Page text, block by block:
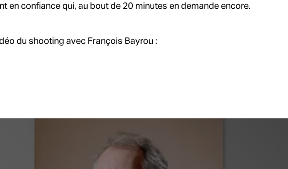
en confiance qui, au bout de 20 minutes en demande encore.
du shooting avec François Bayrou :